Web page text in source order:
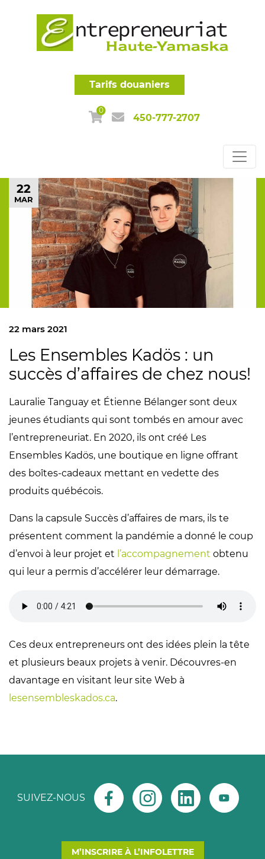
Tarifs douaniers
0
450-777-2707
22
MAR
22 mars 2021
Les Ensembles Kadös : un
succès d’affaires de chez nous!
Lauralie Tanguay et Étienne Bélanger sont deux
jeunes étudiants qui sont tombés en amour avec
l’entrepreneuriat. En 2020, ils ont créé Les
Ensembles Kadös, une boutique en ligne offrant
des boîtes-cadeaux mettant en vedette des
produits québécois.
Dans la capsule Succès d’affaires de mars, ils te
présentent comment la pandémie a donné le coup
d’envoi à leur projet et l’accompagnement obtenu
qui leur a permis d’accélérer leur démarrage.
Ces deux entrepreneurs ont des idées plein la tête
et plusieurs beaux projets à venir. Découvres-en
davantage en visitant leur site Web à
lesensembleskados.ca.
SUIVEZ-NOUS
M’INSCRIRE À L’INFOLETTRE